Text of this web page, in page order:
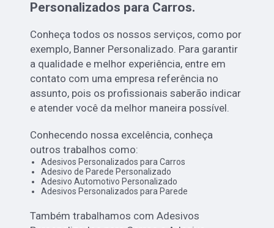
Personalizados para Carros.
Conheça todos os nossos serviços, como por
exemplo, Banner Personalizado. Para garantir
a qualidade e melhor experiência, entre em
contato com uma empresa referência no
assunto, pois os profissionais saberão indicar
e atender você da melhor maneira possível.
Conhecendo nossa excelência, conheça
outros trabalhos como:
Adesivos Personalizados para Carros
Adesivo de Parede Personalizado
Adesivo Automotivo Personalizado
Adesivos Personalizados para Parede
Também trabalhamos com Adesivos